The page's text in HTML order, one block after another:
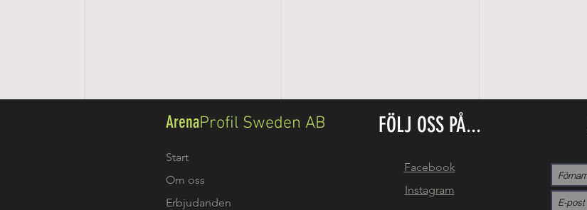
ArenaProfil Sweden AB
Start
Om oss
Erbjudanden
FÖLJ OSS PÅ...
Facebook
Instagram